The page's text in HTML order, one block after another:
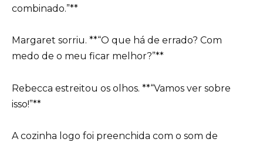
combinado.”**
Margaret sorriu. **“O que há de errado? Com
medo de o meu ficar melhor?”**
Rebecca estreitou os olhos. **“Vamos ver sobre
isso!”**
A cozinha logo foi preenchida com o som de